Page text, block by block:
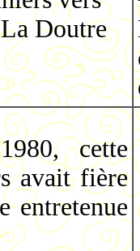
Doutre
cette
avait fière
entretenue